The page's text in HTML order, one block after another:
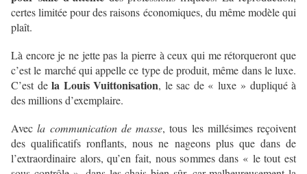
certes limitée pour des raisons économiques, du même modèle qui
plaît.
Là encore je ne jette pas la pierre à ceux qui me rétorqueront que
c’est le marché qui appelle ce type de produit, même dans le luxe.
C’est dela Louis Vuittonisation, le sac de « luxe » dupliqué à
des millions d’exemplaire.
Avecla communication de masse, tous les millésimes reçoivent
des qualificatifs ronflants, nous ne nageons plus que dans de
l’extraordinaire alors, qu’en fait, nous sommes dans « le tout est